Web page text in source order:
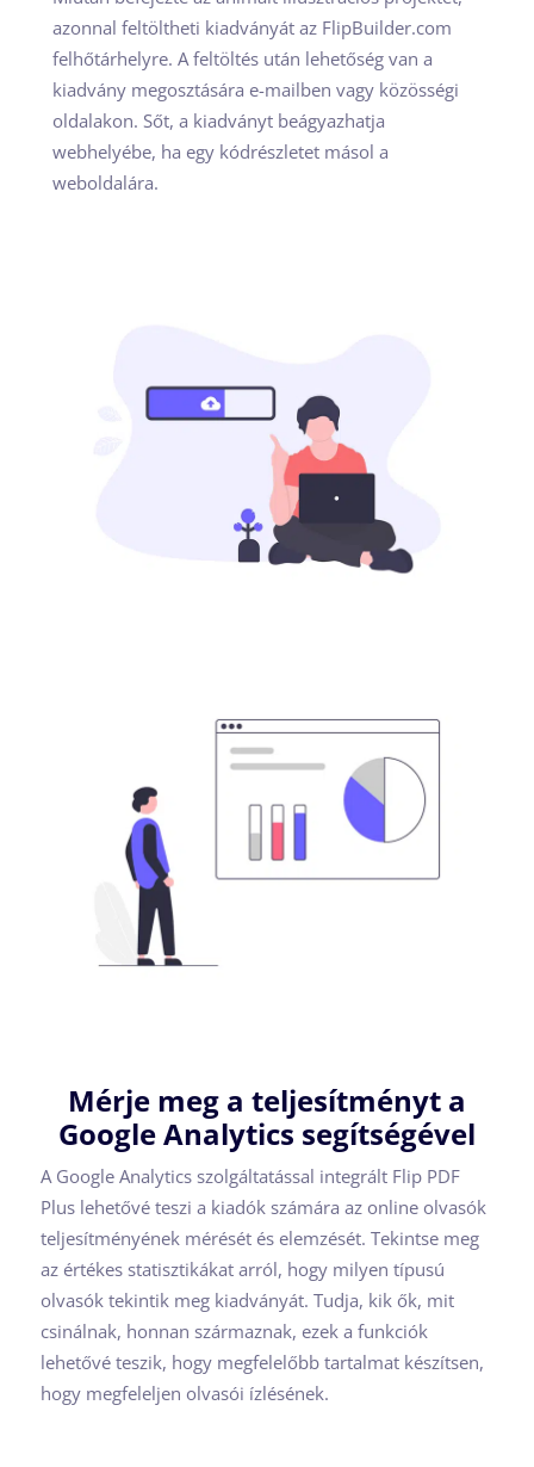
azonnal feltöltheti kiadványát az FlipBuilder.com
felhőtárhelyre. A feltöltés után lehetőség van a
kiadvány megosztására e-mailben vagy közösségi
oldalakon. Sőt, a kiadványt beágyazhatja
webhelyébe, ha egy kódrészletet másol a
weboldalára.
Mérje meg a teljesítményt a
Google Analytics segítségével
A Google Analytics szolgáltatással integrált Flip PDF
Plus lehetővé teszi a kiadók számára az online olvasók
teljesítményének mérését és elemzését. Tekintse meg
az értékes statisztikákat arról, hogy milyen típusú
olvasók tekintik meg kiadványát. Tudja, kik ők, mit
csinálnak, honnan származnak, ezek a funkciók
lehetővé teszik, hogy megfelelőbb tartalmat készítsen,
hogy megfeleljen olvasói ízlésének.